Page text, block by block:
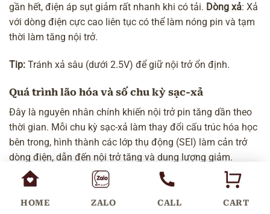
gần hết, điện áp sụt giảm rất nhanh khi có tải. Dòng xả: Xả
với dòng điện cực cao liên tục có thể làm nóng pin và tạm
thời làm tăng nội trở.
Tip: Tránh xả sâu (dưới 2.5V) để giữ nội trở ổn định.
Quá trình lão hóa và số chu kỳ sạc-xả
Đây là nguyên nhân chính khiến nội trở pin tăng dần theo
thời gian. Mỗi chu kỳ sạc-xả làm thay đổi cấu trúc hóa học
bên trong, hình thành các lớp thụ động (SEI) làm cản trở
dòng điện, dẫn đến nội trở tăng và dung lượng giảm.
Mỗi chu kỳ sạc/xả đều gây phân hủy điện cực
, hình
thành lớp SEI (Solid Electrolyte Interphase) → tăng nội
HOME ZALO CALL CART